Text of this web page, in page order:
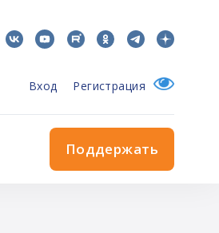
Вход Регистрация
Поддержать